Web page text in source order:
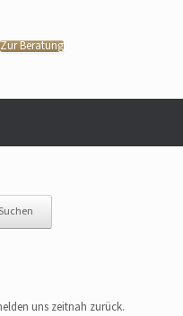
Zur Beratung
uns zeitnah zurück.